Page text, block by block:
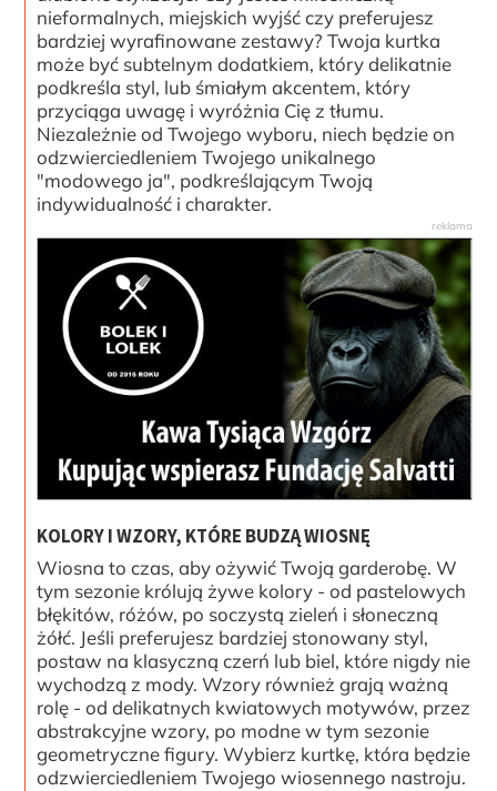
nieformalnych, miejskich wyjść czy preferujesz
bardziej wyrafinowane zestawy? Twoja kurtka
może być subtelnym dodatkiem, który delikatnie
podkreśla styl, lub śmiałym akcentem, który
przyciąga uwagę i wyróżnia Cię z tłumu.
Niezależnie od Twojego wyboru, niech będzie on
odzwierciedleniem Twojego unikalnego
"modowego ja", podkreślającym Twoją
indywidualność i charakter.
KOLORY I WZORY, KTÓRE BUDZĄ WIOSNĘ
Wiosna to czas, aby ożywić Twoją garderobę. W
tym sezonie królują żywe kolory - od pastelowych
błękitów, różów, po soczystą zieleń i słoneczną
żółć. Jeśli preferujesz bardziej stonowany styl,
postaw na klasyczną czerń lub biel, które nigdy nie
wychodzą z mody. Wzory również grają ważną
rolę - od delikatnych kwiatowych motywów, przez
abstrakcyjne wzory, po modne w tym sezonie
geometryczne figury. Wybierz kurtkę, która będzie
odzwierciedleniem Twojego wiosennego nastroju.